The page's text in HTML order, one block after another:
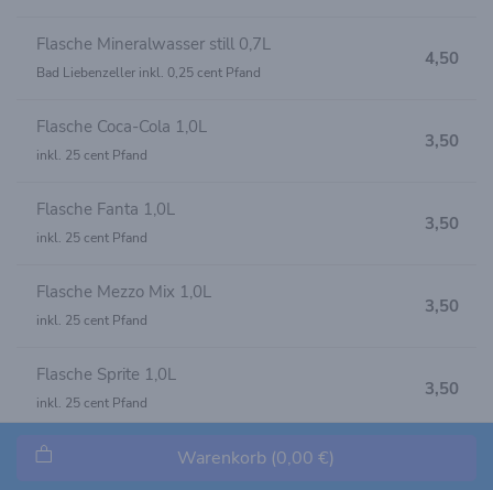
Flasche Mineralwasser still 0,7L
Bad Liebenzeller inkl. 0,25 cent Pfand
4,50
Flasche Coca-Cola 1,0L
inkl. 25 cent Pfand
3,50
Flasche Fanta 1,0L
inkl. 25 cent Pfand
3,50
Flasche Mezzo Mix 1,0L
inkl. 25 cent Pfand
3,50
Flasche Sprite 1,0L
inkl. 25 cent Pfand
3,50
Flasche Coca-Cola light 1,0LWarenkorb (0,00 €)